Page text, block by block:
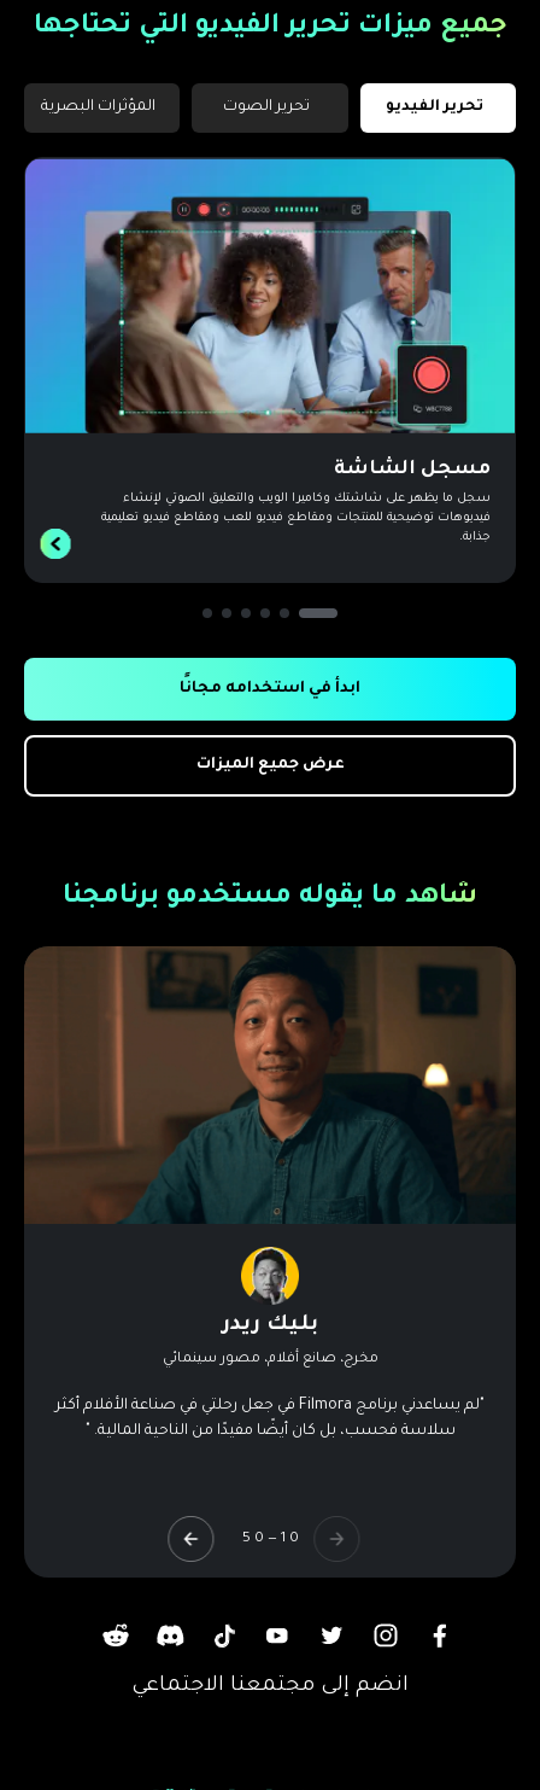
باستخدام الأصول الإبداعية
أكثر من مليون من الأصول والتأثيرات
والمؤثرات البصرية لتحسين سرد القصص.
جميع ميزات تحرير الفيديو التي تحتاجها
تحرير الفيديو تحرير الصوت المؤثرات البصرية
مسجل الشاشة
سجل ما يظهر على شاشتك وكاميرا الويب والتعليق الصوتي لإنشاء
فيديوهات توضيحية للمنتجات ومقاطع فيديو للعب ومقاطع فيديو تعليمية
جذابة.
ابدأ في استخدامه مجانًا
عرض جميع الميزات
شاهد ما يقوله مستخدمو برنامجنا
0 1
—
0 5
بليك ريدر
مخرج، صانع أفلام، مصور سينمائي
"لم يساعدني برنامج Filmora في جعل رحلتي في صناعة الأفلام أكثر
سلاسة فحسب، بل كان أيضًا مفيدًا من الناحية المالية. "
انضم إلى مجتمعنا الاجتماعي